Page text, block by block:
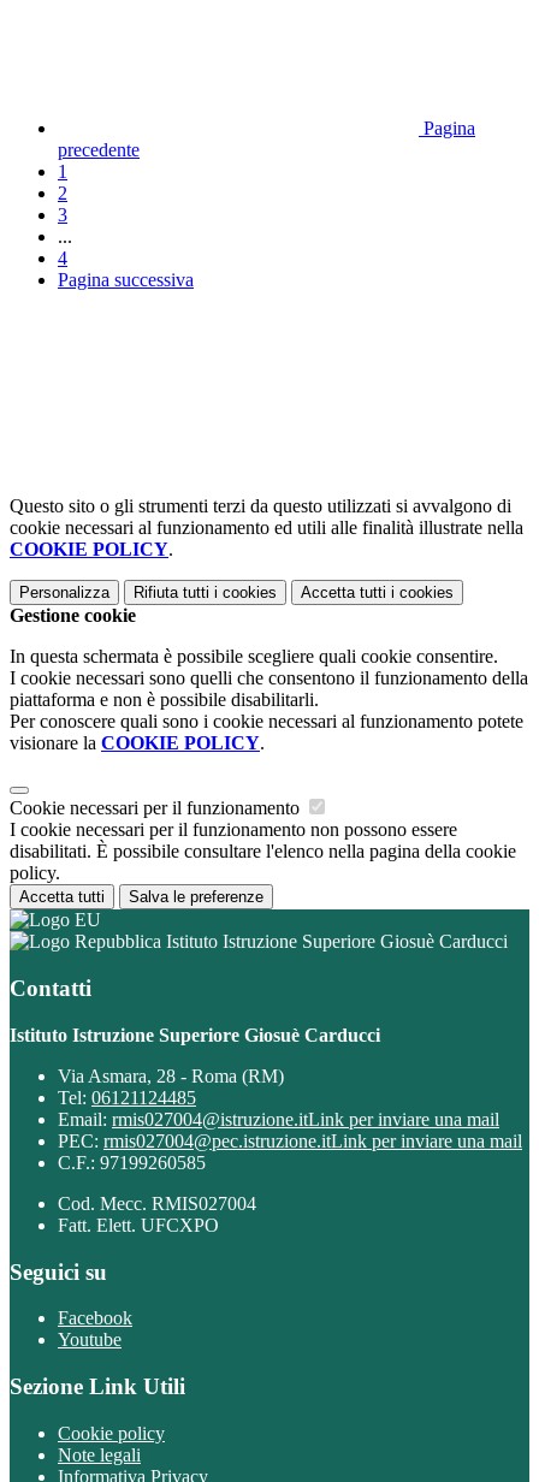
Pagina
precedente
1
2
3
...
4
Pagina successiva
Questo sito o gli strumenti terzi da questo utilizzati si avvalgono di
cookie necessari al funzionamento ed utili alle finalità illustrate nella
COOKIE POLICY.
Personalizza Rifiuta tutti i cookies Accetta tutti i cookies
Gestione cookie
In questa schermata è possibile scegliere quali cookie consentire.
I cookie necessari sono quelli che consentono il funzionamento della
piattaforma e non è possibile disabilitarli.
Per conoscere quali sono i cookie necessari al funzionamento potete
visionare la COOKIE POLICY.
Cookie necessari per il funzionamento
I cookie necessari per il funzionamento non possono essere
disabilitati. È possibile consultare l'elenco nella pagina della cookie
policy.
Accetta tutti Salva le preferenze
Istituto Istruzione Superiore Giosuè Carducci
Contatti
Istituto Istruzione Superiore Giosuè Carducci
Via Asmara, 28 - Roma (RM)
Tel: 06121124485
Email: rmis027004@istruzione.itLink per inviare una mail
PEC: rmis027004@pec.istruzione.itLink per inviare una mail
C.F.: 97199260585
Cod. Mecc. RMIS027004
Fatt. Elett. UFCXPO
Seguici su
Facebook
Youtube
Sezione Link Utili
Cookie policy
Note legali
Informativa Privacy